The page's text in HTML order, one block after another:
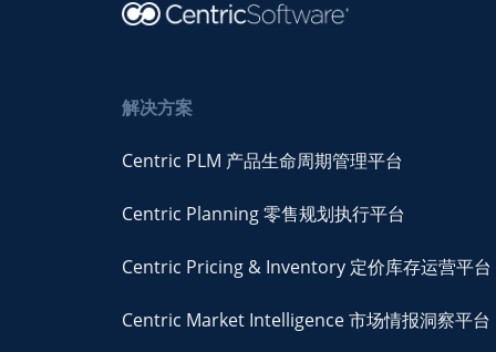
解决方案
Centric PLM 产品生命周期管理平台
Centric Planning 零售规划执行平台
Centric Pricing & Inventory 定价库存运营平台
Centric Market Intelligence 市场情报洞察平台